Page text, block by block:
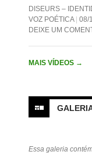
c
e
b
o
o
i
t
t
e
r
n
k
e
d
I
a
t
s
A
p
DISEURS –
VOZ POÉTICA
08/
DEIXE UM
MAIS VÍDEOS →
Essa galeria